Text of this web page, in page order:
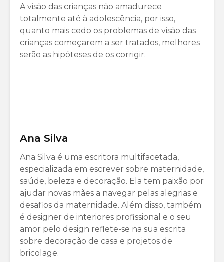
A visão das crianças não amadurece
totalmente até à adolescência, por isso,
quanto mais cedo os problemas de visão das
crianças começarem a ser tratados, melhores
serão as hipóteses de os corrigir.
Ana Silva
Ana Silva é uma escritora multifacetada,
especializada em escrever sobre maternidade,
saúde, beleza e decoração. Ela tem paixão por
ajudar novas mães a navegar pelas alegrias e
desafios da maternidade. Além disso, também
é designer de interiores profissional e o seu
amor pelo design reflete-se na sua escrita
sobre decoração de casa e projetos de
bricolage.